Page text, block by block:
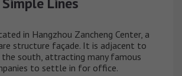
in Hangzhou Zancheng Center, a
structure façade. It is adjacent to
the south, attracting many famous
to settle in for office.